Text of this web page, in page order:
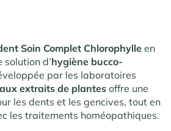
Soin Complet Chlorophylle en
d’hygiène bucco-
par les laboratoires
extraits de plantes offre une
les dents et les gencives, tout en
les traitements homéopathiques.